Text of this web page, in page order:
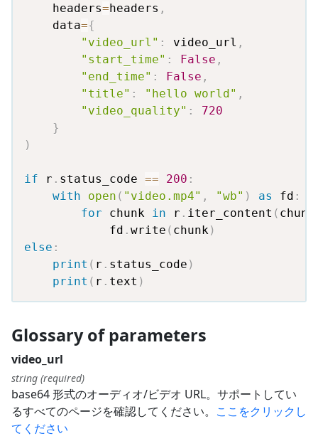
    headers
=headers ,
    data
={
"video_url" : video_url ,
"start_time" : False ,
"end_time" : False ,
"title" : "hello world" ,
"video_quality" :
720
}
)
if r . status_code == 200 :
with
open ( "video.mp4" , "wb" ) as fd :
for chunk in r . iter_content (
            fd
. write ( chunk )
else :
print ( r . status_code )
print ( r . text )
Glossary of parameters
video_url
string (required)
base64 形式のオーディオ/ビデオ URL。サポートしてい
るすべてのページを確認してください。 ここをクリックし
てください